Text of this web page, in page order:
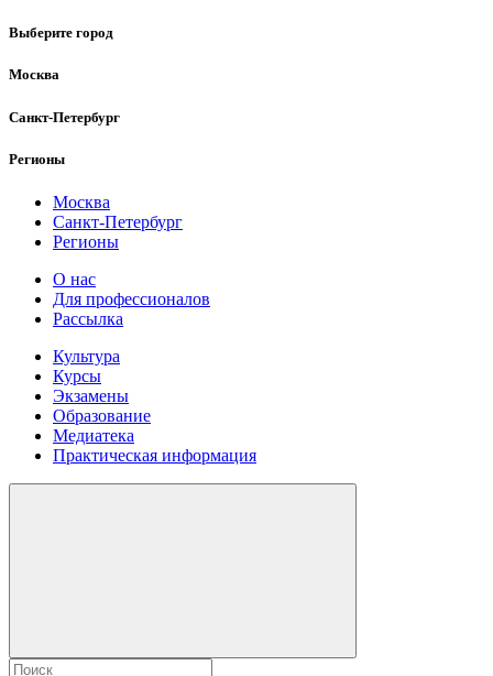
Выберите город
Москва
Санкт-Петербург
Регионы
Москва
Санкт-Петербург
Регионы
О нас
Для профессионалов
Рассылка
Культура
Курсы
Экзамены
Образование
Медиатека
Практическая информация